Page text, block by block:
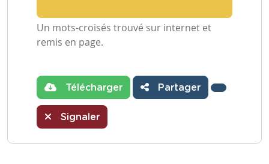
Un mots-croisés trouvé sur internet et
remis en page.
Télécharger Partager
Signaler